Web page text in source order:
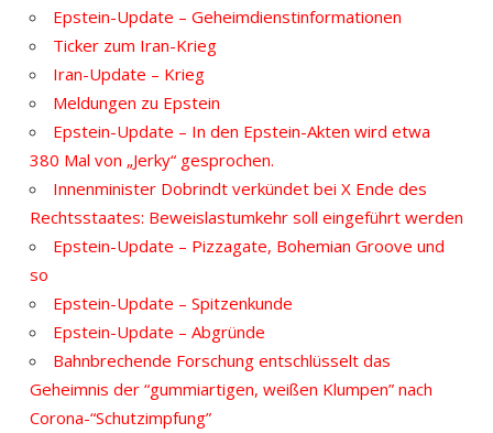
Epstein-Update – Geheimdienstinformationen
Ticker zum Iran-Krieg
Iran-Update – Krieg
Meldungen zu Epstein
Epstein-Update – In den Epstein-Akten wird etwa
380 Mal von „Jerky“ gesprochen.
Innenminister Dobrindt verkündet bei X Ende des
Rechtsstaates: Beweislastumkehr soll eingeführt werden
Epstein-Update – Pizzagate, Bohemian Groove und
so
Epstein-Update – Spitzenkunde
Epstein-Update – Abgründe
Bahnbrechende Forschung entschlüsselt das
Geheimnis der “gummiartigen, weißen Klumpen” nach
Corona-“Schutzimpfung”